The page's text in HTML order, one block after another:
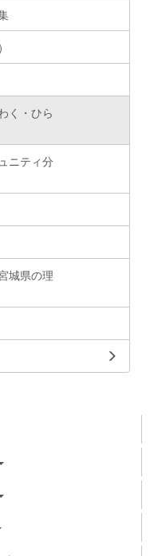
く・ひら
ニティ分
城県の理